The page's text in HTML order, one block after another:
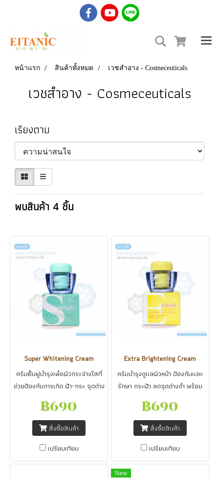
หน้าแรก สินค้าทั้งหมด เวชสำอาง - Cosmeceuticals
เวชสำอาง - Cosmeceuticals
เรียงตาม
พบสินค้า 4 ชิ้น
Super Whitening Cream
ครีมฟื้นฟูบำรุงเพื่อผิวกระจ่างใสที่
ช่วยป้องกันการเกิด ฝ้า-กระ จุดด่าง
ดำ ได้ตลอดทั้งคืน
฿690
สั่งซื้อสินค้า
เปรียบเทียบ
Extra Brightening Cream
ครีมบำรุงดูแลผิวหน้า ป้องกันและ
รักษา กระฝ้า ลดจุดด่างดำ พร้อม
เผยผิวขาวเรียบเนียน อย่างเป็น
ธรรมชาติ
฿690
สั่งซื้อสินค้า
เปรียบเทียบ
New